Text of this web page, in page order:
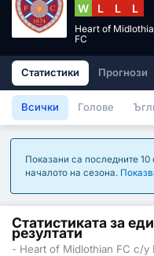
W L L L
Heart of
FC
Статистики Прогнози
Всички Голове
Показани са последните 10
началото на сезона.
Статистиката за
резултати
- Heart of Midlothian FC с/у